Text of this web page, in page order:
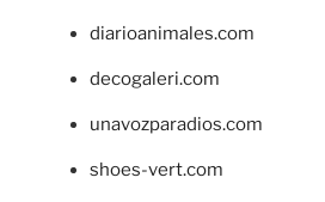
diarioanimales.com
decogaleri.com
unavozparadios.com
shoes-vert.com